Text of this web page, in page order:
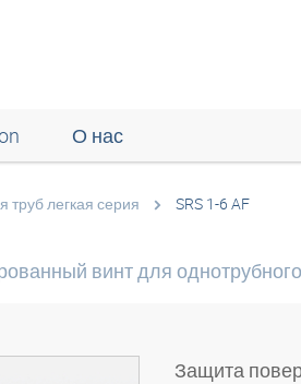
О нас
труб легкая серия SRS 1-6 AF
винт для
Защита